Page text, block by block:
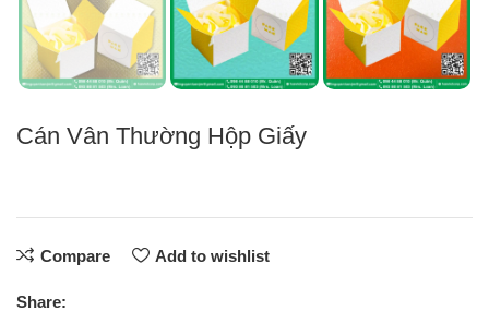
Cán Vân Thường Hộp Giấy
Compare Add to wishlist
Share: